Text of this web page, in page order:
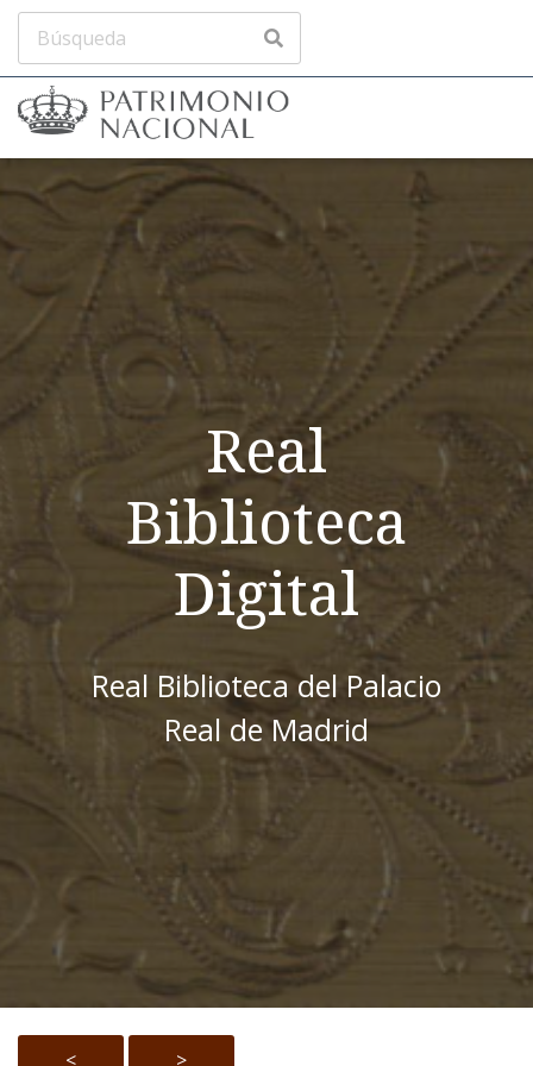
Real
Biblioteca
Digital
Real Biblioteca del Palacio
Real de Madrid
< >